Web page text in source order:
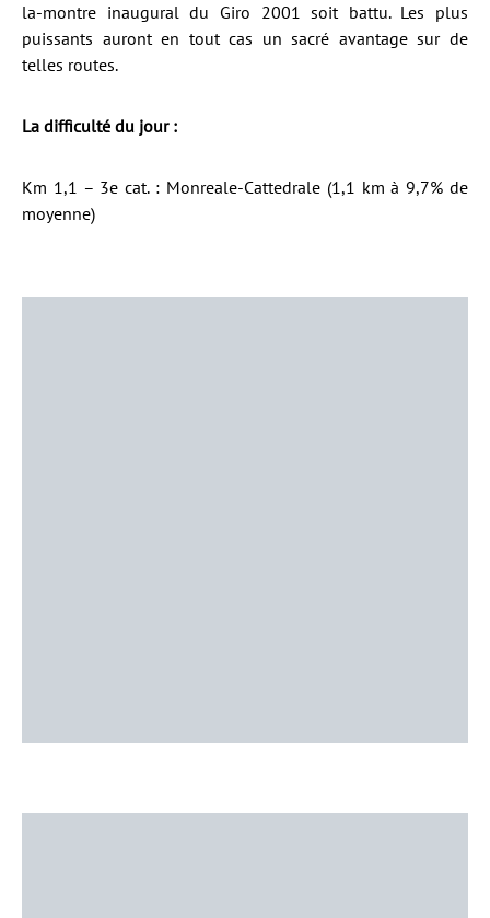
la-montre inaugural du Giro 2001 soit battu. Les plus
puissants auront en tout cas un sacré avantage sur de
telles routes.
La difficulté du jour :
Km 1,1 – 3e cat. : Monreale-Cattedrale (1,1 km à 9,7% de
moyenne)